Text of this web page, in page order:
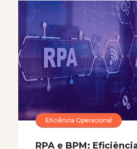
Eficiência Operacional
RPA e BPM: